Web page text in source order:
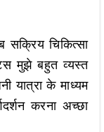
चिकित्सा
मुझे बहुत व्यस्त
यात्रा के माध्यम
करना अच्छा